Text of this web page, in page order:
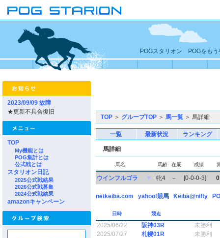
POGスタリオン POGをもう
2023/09/09 故障
★更新不具合復旧
TOP
My機能とは
POG集計とは
公式戦とは
スタリオン日記
2025公式戦結果
2026公式戦募集
2024公式戦結果
amazonキャンペーン
TOP ＞ グループTOP ＞ 馬一覧 ＞ 馬詳細
一覧 最新状況 ランキング
馬詳細
馬名 馬齢 在厩 成績
ウインフルゴラ ▼ 牝4 － [0-0-0-3] 0
netkeiba.com yahoo!競馬 Keiba@nifty
日時 競走
2025/06/22 阪神03R
未勝利
2025/07/27
札幌01R
未勝利